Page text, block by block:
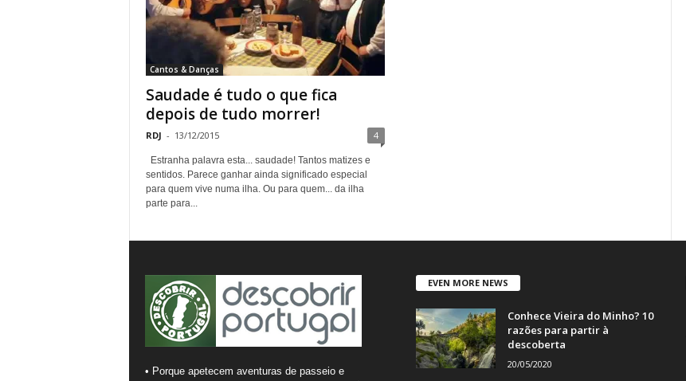
Cantos & Danças
Saudade é tudo o que fica
depois de tudo morrer!
RDJ - 13/12/2015 4
Estranha palavra esta... saudade! Tantos matizes e
sentidos. Parece ganhar ainda significado especial
para quem vive numa ilha. Ou para quem... da ilha
parte para...
• Porque apetecem aventuras de passeio e
EVEN MORE NEWS
Conhece Vieira do Minho? 10
razões para partir à
descoberta
20/05/2020